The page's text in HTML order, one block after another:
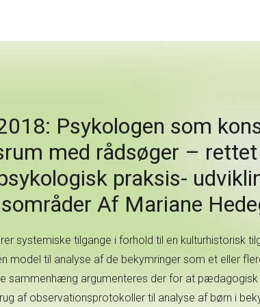
Psykologen som
med rådsøger –
praksis-
Af Mariane
systemiske tilgange i forhold til en kulturhistorisk
model til analyse af de bekymringer som et eller
sammenhæng argumenteres der for at
af observationsprotokoller til analyse af børn i